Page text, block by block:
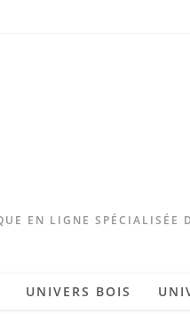
EN LIGNE SPÉCIALISÉE
UNIVERS BOIS